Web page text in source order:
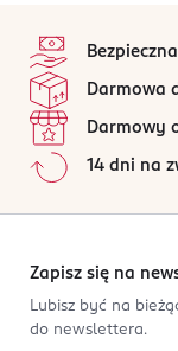
w tym cukry:
Błonnik:
Białko:
Sól:
OSTRZEŻENIA
Alergeny: Miód
PRODUCENT/
Premium Foods
Traugutta 27
693055035
PL-Polska
4
2
1
Darmowa
Darmowy
14 dni na
Zapisz się na
Lubisz być na
do newslettera.